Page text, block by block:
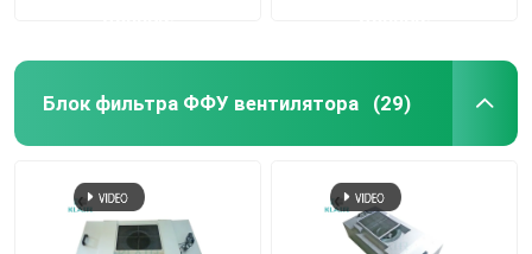
Блок фильтра ФФУ вентилятора (29)